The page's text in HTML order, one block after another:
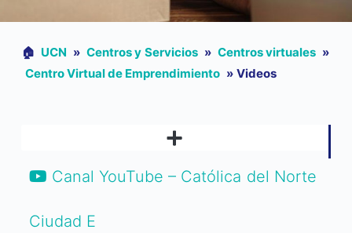
🏠︎ UCN » Centros y Servicios » Centros virtuales »
Centro Virtual de Emprendimiento » Videos
Canal YouTube – Católica del Norte
Ciudad E